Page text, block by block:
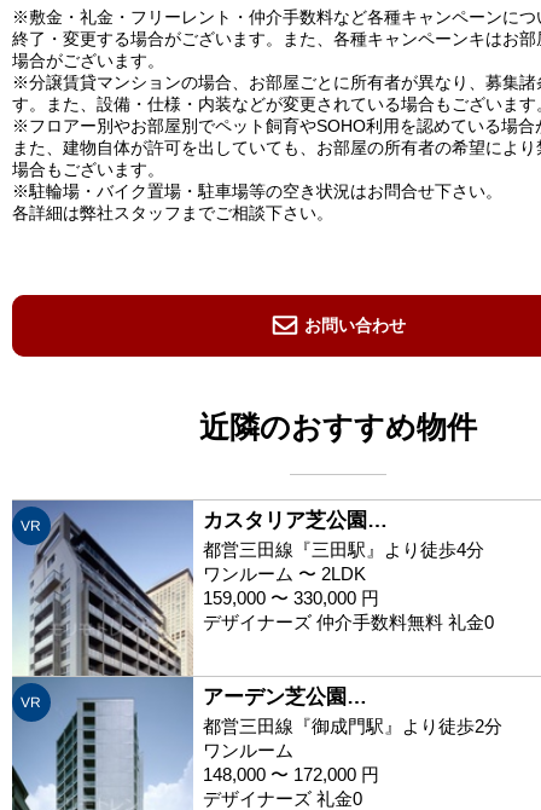
※敷金・礼金・フリーレント・仲介手数料など各種キャンペーンにつ
終了・変更する場合がございます。また、各種キャンペーンキはお
場合がございます。
※分譲賃貸マンションの場合、お部屋ごとに所有者が異なり、募集諸
す。また、設備・仕様・内装などが変更されている場合もございます
※フロアー別やお部屋別でペット飼育やSOHO利用を認めている場合
また、建物自体が許可を出していても、お部屋の所有者の希望によ
場合もございます。
※駐輪場・バイク置場・駐車場等の空き状況はお問合せ下さい。
各詳細は弊社スタッフまでご相談下さい。
お問い合わせ
近隣のおすすめ物件
VR カスタリア芝公園…
都営三田線『三田駅』より徒歩4分
ワンルーム 〜 2LDK
159,000 〜 330,000 円
デザイナーズ 仲介手数料無料 礼金0
VR アーデン芝公園…
都営三田線『御成門駅』より徒歩2分
ワンルーム
148,000 〜 172,000 円
デザイナーズ 礼金0